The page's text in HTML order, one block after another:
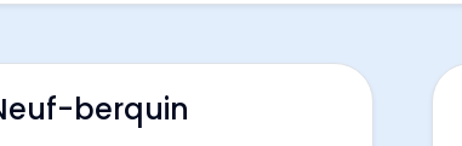
berquin